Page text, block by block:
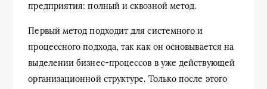
предприятия: полный и сквозной метод.
Первый метод подходит для системного и
процессного подхода, так как он основывается на
выделении бизнес-процессов в уже действующей
организационной структуре. Только после этого